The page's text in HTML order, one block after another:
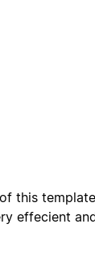
this template
effecient